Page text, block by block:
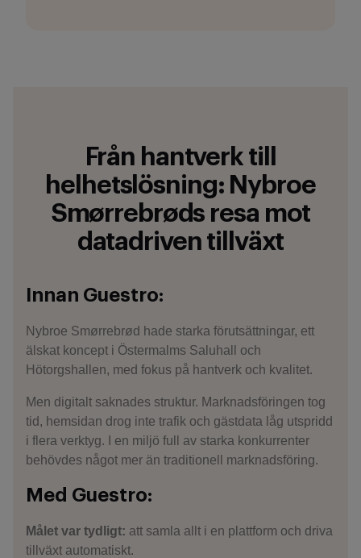
Från hantverk till
helhetslösning: Nybroe
Smørrebrøds resa mot
datadriven tillväxt
Innan Guestro:
Nybroe Smørrebrød hade starka förutsättningar, ett
älskat koncept i Östermalms Saluhall och
Hötorgshallen, med fokus på hantverk och kvalitet.
Men digitalt saknades struktur. Marknadsföringen tog
tid, hemsidan drog inte trafik och gästdata låg utspridd
i flera verktyg. I en miljö full av starka konkurrenter
behövdes något mer än traditionell marknadsföring.
Med Guestro:
Målet var tydligt: att samla allt i en plattform och driva
tillväxt automatiskt.